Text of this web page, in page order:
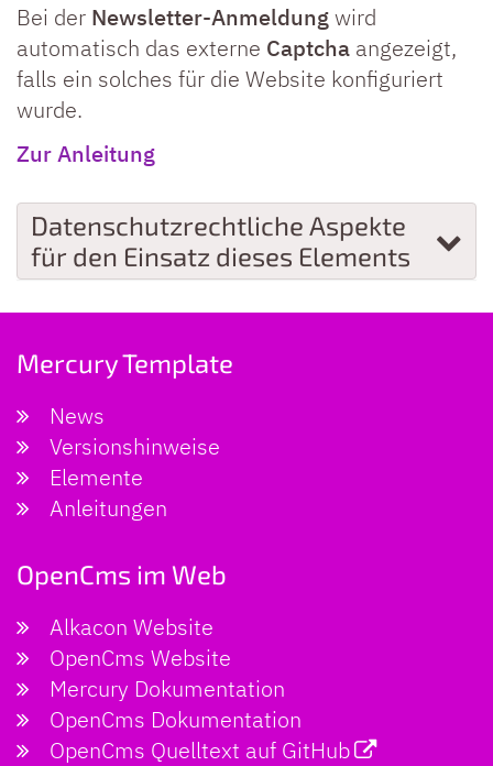
Bei der Newsletter-Anmeldungwird
automatisch das externe Captcha angezeigt,
falls ein solches für die Website konfiguriert
wurde.
Zur Anleitung
Datenschutzrechtliche Aspekte
für den Einsatz dieses Elements
Mercury Template
News
Versionshinweise
Elemente
Anleitungen
OpenCms im Web
Alkacon Website
OpenCms Website
Mercury Dokumentation
OpenCms Dokumentation
OpenCms Quelltext auf GitHub